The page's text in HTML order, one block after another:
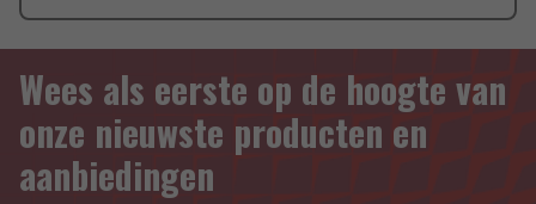
Wees als eerste op de hoogte van
onze nieuwste producten en
aanbiedingen